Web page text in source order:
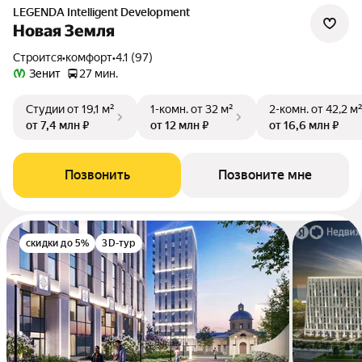
LEGENDA Intelligent Development
Новая Земля
Строится•комфорт•4.1 (97)
Зенит
27 мин.
Студииот 19,1 м²
от 7,4 млн ₽
1-комн.от 32 м²
от 12 млн ₽
2-комн.от 42,2 м²
от 16,6 млн ₽
Позвонить Позвоните мне
скидки до 5% 3D-тур